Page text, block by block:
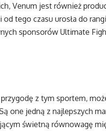
Venum jest również
tego czasu urosła do
sponsorów Ultimate
z tym sportem,
one jedną z najlepszych
świetną równowagę